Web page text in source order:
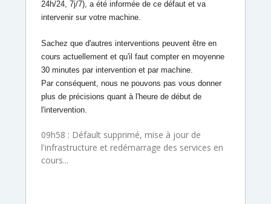
24h/24, 7j/7), a été informée de ce défaut et va
intervenir sur votre machine.
Sachez que d'autres interventions peuvent être en
cours actuellement et qu'il faut compter en moyenne
30 minutes par intervention et par machine.
Par conséquent, nous ne pouvons pas vous donner
plus de précisions quant à l'heure de début de
l'intervention.
09h58 : Défault supprimé, mise à jour de
l'infrastructure et redémarrage des services en
cours...